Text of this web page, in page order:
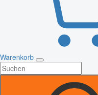
Warenkorb